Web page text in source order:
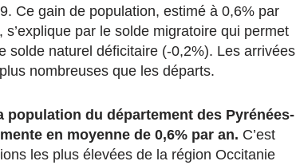
Ce gain de population, estimé à 0,6% par
s’explique par le solde migratoire qui permet
solde naturel déficitaire (-0,2%). Les arrivées
nombreuses que les départs.
population du département des Pyrénées-
en moyenne de 0,6% par an. C’est
les plus élevées de la région Occitanie